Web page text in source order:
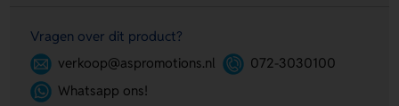
Vragen over dit product?
verkoop@aspromotions.nl
072-3030100
Whatsapp ons!